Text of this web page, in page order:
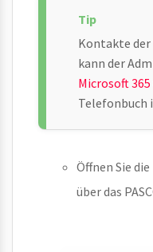
Kontakte der
kann der
Microsoft
Telefonbuch
Öffnen Sie die
über das